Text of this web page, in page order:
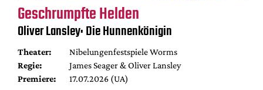
Geschrumpfte Helden
Oliver Lansley: Die Hunnenkönigin
Theater:
Nibelungenfestspiele Worms
Regie:
James Seager & Oliver Lansley
Premiere:
17.07.2026 (UA)